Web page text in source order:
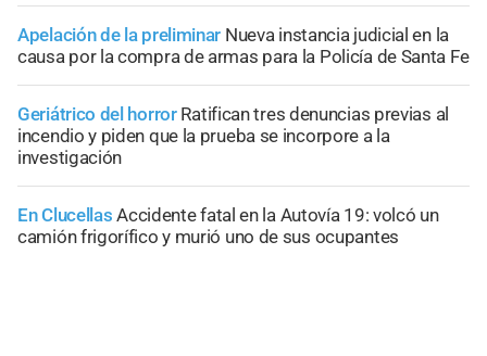
Apelación de la preliminar Nueva instancia judicial en la
causa por la compra de armas para la Policía de Santa Fe
Geriátrico del horror Ratifican tres denuncias previas al
incendio y piden que la prueba se incorpore a la
investigación
En Clucellas Accidente fatal en la Autovía 19: volcó un
camión frigorífico y murió uno de sus ocupantes